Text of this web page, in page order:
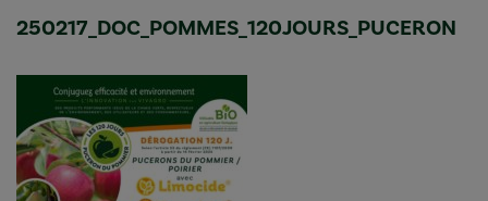
250217_DOC_POMMES_120JOURS_PUCERON